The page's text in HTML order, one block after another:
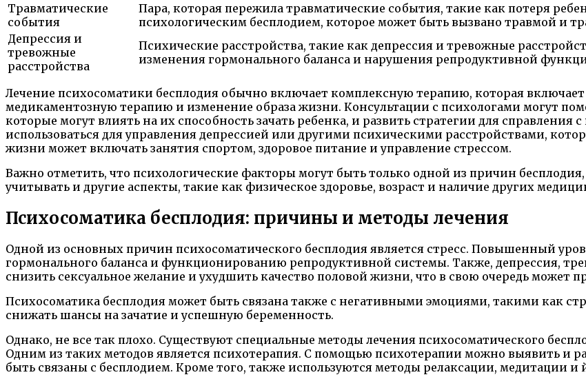
Травматические
события
Пара, которая пережила травматические события, такие как потеря
психологическим бесплодием, которое может быть вызвано травмой и
Депрессия и
тревожные
расстройства
Психические расстройства, такие как депрессия и тревожные
изменения гормонального баланса и нарушения репродуктивной
Лечение психосоматики бесплодия обычно включает комплексную терапию, которая
медикаментозную терапию и изменение образа жизни. Консультации с психологами могут
которые могут влиять на их способность зачать ребенка, и развить стратегии для
использоваться для управления депрессией или другими психическими расстройствами,
жизни может включать занятия спортом, здоровое питание и управление стрессом.
Важно отметить, что психологические факторы могут быть только одной из причин
учитывать и другие аспекты, такие как физическое здоровье, возраст и наличие других
Психосоматика бесплодия: причины и методы лечения
Одной из основных причин психосоматического бесплодия является стресс. Повышенный
гормонального баланса и функционированию репродуктивной системы. Также, депрессия,
снизить сексуальное желание и ухудшить качество половой жизни, что в свою очередь может
Психосоматика бесплодия может быть связана также с негативными эмоциями, такими как
снижать шансы на зачатие и успешную беременность.
Однако, не все так плохо. Существуют специальные методы лечения психосоматического
Одним из таких методов является психотерапия. С помощью психотерапии можно выявить и
быть связаны с бесплодием. Кроме того, также используются методы релаксации, медитации